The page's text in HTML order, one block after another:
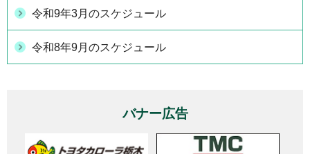
令和9年3月のスケジュール
令和8年9月のスケジュール
バナー広告